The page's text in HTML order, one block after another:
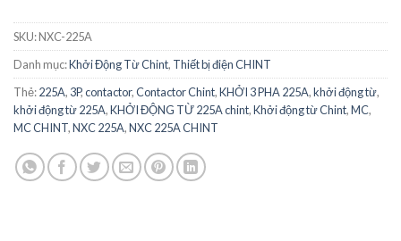
SKU:NXC-225A
Danh mục:Khởi Động Từ Chint, Thiết bị điện CHINT
Thẻ:225A, 3P,contactor,Contactor Chint,KHỞI 3 PHA 225A,khởi động từ,
khởi động từ 225A,KHỞI ĐỘNG TỪ 225A chint,Khởi động từ Chint,MC,
MC CHINT,NXC 225A,NXC 225A CHINT